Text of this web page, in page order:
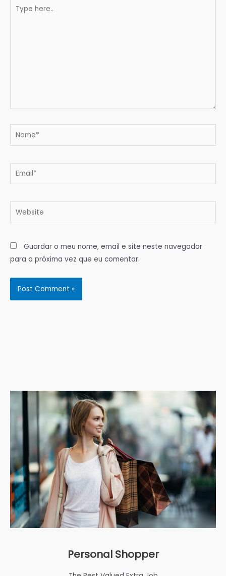
here..
Name*
Email*
Website
Guardar o meu nome, email e site neste navegador
para a próxima vez que eu comentar.
Personal Shopper